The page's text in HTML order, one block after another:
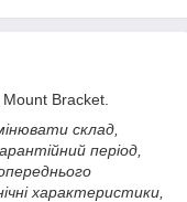
Mount Bracket.
склад,
період,
характеристики,